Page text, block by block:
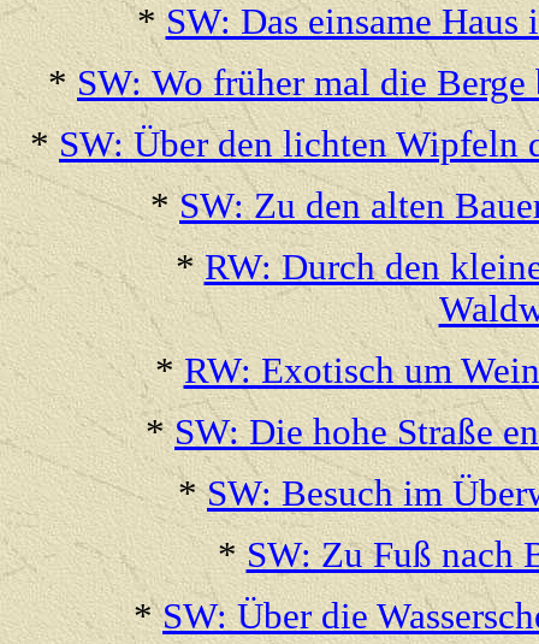
*SW: Das einsame
*SW: Wo früher mal die
*SW: Über den lichten Wipfeln
*SW: Zu den alten
*RW: Durch den
*RW: Exotisch um
*SW: Die hohe Straße
*SW: Besuch im
*SW: Zu Fuß nach
*SW: Über die